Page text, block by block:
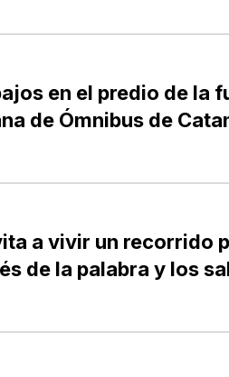
en el predio de la
de Ómnibus de
a vivir un recorrido
de la palabra y los